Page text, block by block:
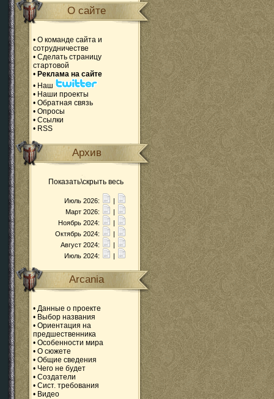
О сайте
• О команде сайта и
сотрудничестве
• Сделать страницу
стартовой
• Реклама на сайте
• Наш
• Наши проекты
• Обратная связь
• Опросы
• Ссылки
• RSS
Архив
Показать\скрыть весь
Июль 2026:
|
Март 2026:
|
Ноябрь 2024:
|
Октябрь 2024:
|
Август 2024:
|
Июль 2024:
|
Arcania
• Данные о проекте
• Выбор названия
• Ориентация на
предшественника
• Особенности мира
• О сюжете
• Общие сведения
• Чего не будет
• Создатели
• Сист. требования
• Видео